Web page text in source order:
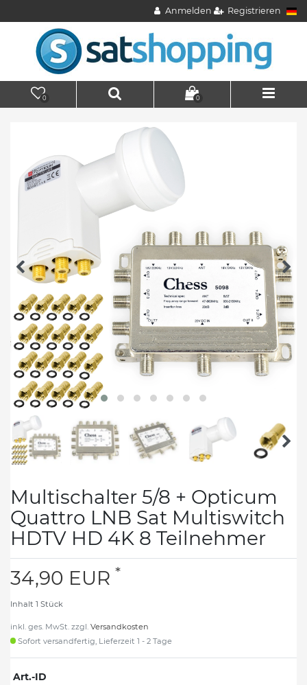
Anmelden Registrieren
0 0
Multischalter 5/8 + Opticum
Quattro LNB Sat Multiswitch
HDTV HD 4K 8 Teilnehmer
34,90 EUR *
Inhalt 1 Stück
inkl. ges. MwSt. zzgl. Versandkosten
Sofort versandfertig, Lieferzeit 1 - 2 Tage
Art.-ID